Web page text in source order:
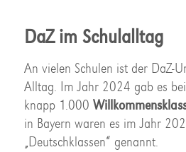
DaZ im Schulalltag
An vielen Schulen ist der DaZ-
Alltag. Im Jahr 2024 gab es
knapp 1.000
in Bayern waren es im Jahr
„Deutschklassen“ genannt.